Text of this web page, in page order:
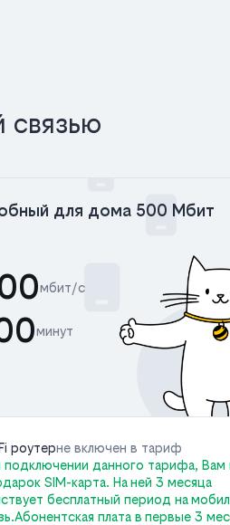
связью
для дома 500 Мбит
мбит/с
минут
роутерне включен в тариф
подключении данного тарифа, Вам
SIM-карта. На ней 3 месяца
бесплатный период на
плата в первые 3